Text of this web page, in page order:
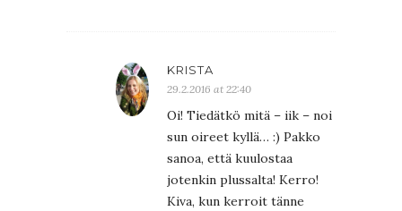
KRISTA
29.2.2016 at 22:40
Oi! Tiedätkö mitä – iik – noi
sun oireet kyllä… :) Pakko
sanoa, että kuulostaa
jotenkin plussalta! Kerro!
Kiva, kun kerroit tänne